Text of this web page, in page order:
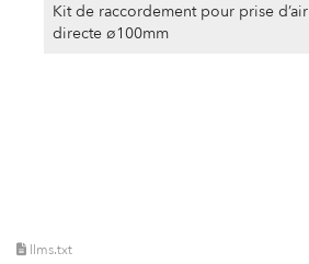
Kit de raccordement pour prise d’air
directe ø100mm
llms.txt